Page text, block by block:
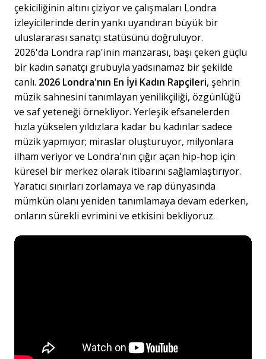
çekiciliğinin altını çiziyor ve çalışmaları Londra
izleyicilerinde derin yankı uyandıran büyük bir
uluslararası sanatçı statüsünü doğruluyor.
2026'da Londra rap'inin manzarası, başı çeken güçlü
bir kadın sanatçı grubuyla yadsınamaz bir şekilde
canlı. 2026 Londra'nın En İyi Kadın Rapçileri, şehrin
müzik sahnesini tanımlayan yenilikçiliği, özgünlüğü
ve saf yeteneği örnekliyor. Yerleşik efsanelerden
hızla yükselen yıldızlara kadar bu kadınlar sadece
müzik yapmıyor; miraslar oluşturuyor, milyonlara
ilham veriyor ve Londra'nın çığır açan hip-hop için
küresel bir merkez olarak itibarını sağlamlaştırıyor.
Yaratıcı sınırları zorlamaya ve rap dünyasında
mümkün olanı yeniden tanımlamaya devam ederken,
onların sürekli evrimini ve etkisini bekliyoruz.